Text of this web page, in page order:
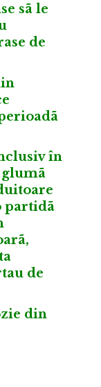
sã le
de
în
glumã
partidã
de
din